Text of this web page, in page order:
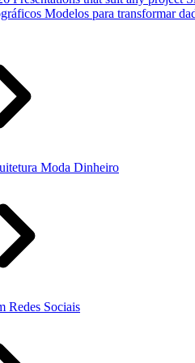
Modelos para transformar
Moda Dinheiro
Redes Sociais